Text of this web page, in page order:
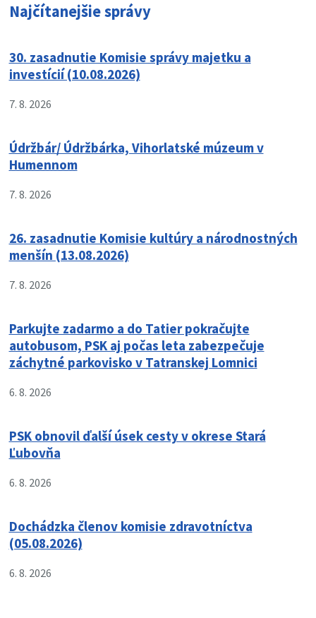
Najčítanejšie správy
30. zasadnutie Komisie správy majetku a
investícií (10.08.2026)
7. 8. 2026
Údržbár/ Údržbárka, Vihorlatské múzeum v
Humennom
7. 8. 2026
26. zasadnutie Komisie kultúry a národnostných
menšín (13.08.2026)
7. 8. 2026
Parkujte zadarmo a do Tatier pokračujte
autobusom, PSK aj počas leta zabezpečuje
záchytné parkovisko v Tatranskej Lomnici
6. 8. 2026
PSK obnovil ďalší úsek cesty v okrese Stará
Ľubovňa
6. 8. 2026
Dochádzka členov komisie zdravotníctva
(05.08.2026)
6. 8. 2026